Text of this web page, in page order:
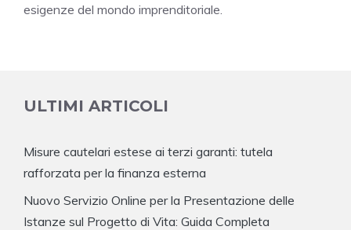
esigenze del mondo imprenditoriale.
ULTIMI ARTICOLI
Misure cautelari estese ai terzi garanti: tutela
rafforzata per la finanza esterna
Nuovo Servizio Online per la Presentazione delle
Istanze sul Progetto di Vita: Guida Completa